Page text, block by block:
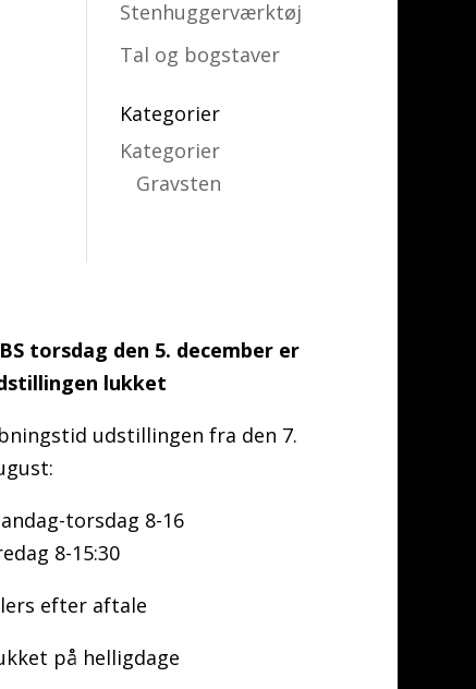
Stenhuggerværktøj
Tal og bogstaver
Kategorier
Kategorier
Gravsten
torsdag den 5. december er
lukket
udstillingen fra den 7.
torsdag 8-16
8-15:30
efter aftale
på helligdage